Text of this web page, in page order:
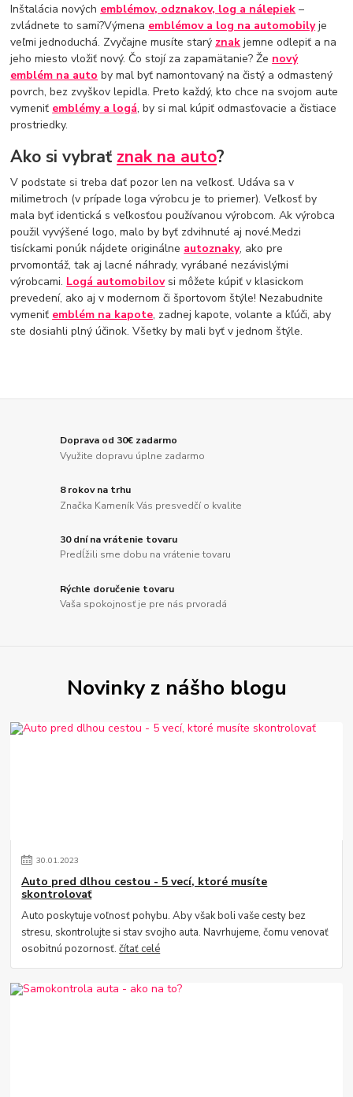
Inštalácia nových emblémov, odznakov, log a nálepiek –
zvládnete to sami?Výmena emblémov a log na automobilyje
veľmi jednoduchá. Zvyčajne musíte starý znak jemne odlepiť a na
jeho miesto vložiť nový. Čo stojí za zapamätanie? Že nový
emblém na auto by mal byť namontovaný na čistý a odmastený
povrch, bez zvyškov lepidla. Preto každý, kto chce na svojom aute
vymeniť emblémy a logá, by si mal kúpiť odmasťovacie a čistiace
prostriedky.
Ako si vybrať znak na auto?
V podstate si treba dať pozor len na veľkosť. Udáva sa v
milimetroch (v prípade loga výrobcu je to priemer). Veľkosť by
mala byť identická s veľkosťou používanou výrobcom. Ak výrobca
použil vyvýšené logo, malo by byť zdvihnuté aj nové.Medzi
tisíckami ponúk nájdete originálne autoznaky, ako pre
prvomontáž, tak aj lacné náhrady, vyrábané nezávislými
výrobcami. Logá automobilovsi môžete kúpiť v klasickom
prevedení, ako aj v modernom či športovom štýle! Nezabudnite
vymeniť emblém na kapote, zadnej kapote, volante a kľúči, aby
ste dosiahli plný účinok. Všetky by mali byť v jednom štýle.
Doprava od 30€ zadarmo
Využite dopravu úplne zadarmo
8 rokov na trhu
Značka Kameník Vás presvedčí o kvalite
30 dní na vrátenie tovaru
Predĺžili sme dobu na vrátenie tovaru
Rýchle doručenie tovaru
Vaša spokojnosť je pre nás prvoradá
Novinky z nášho blogu
30.01.2023
Auto pred dlhou cestou - 5 vecí, ktoré musíte
skontrolovať
Auto poskytuje voľnosť pohybu. Aby však boli vaše cesty bez
stresu, skontrolujte si stav svojho auta. Navrhujeme, čomu venovať
osobitnú pozornosť.čítať celé